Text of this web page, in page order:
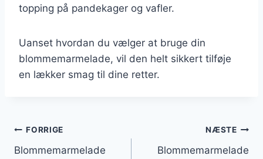
topping på pandekager og vafler.
Uanset hvordan du vælger at bruge din
blommemarmelade, vil den helt sikkert tilføje
en lækker smag til dine retter.
Indlægsnavigation
FORRIGE
Blommemarmelade
NÆSTE
Blommemarmelade